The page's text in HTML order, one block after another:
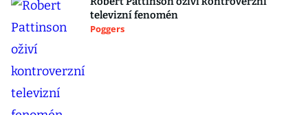
televizní fenomén
Poggers